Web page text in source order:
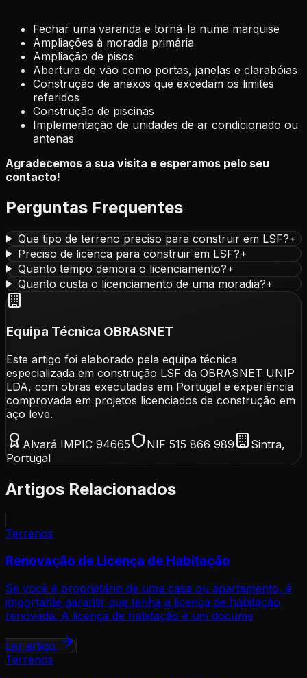
Fechar uma varanda e torná-la numa marquise
Ampliações à moradia primária
Ampliação de pisos
Abertura de vão como portas, janelas e clarabóias
Construção de anexos que excedam os limites
referidos
Construção de piscinas
Implementação de unidades de ar condicionado ou
antenas
Agradecemos a sua visita e esperamos pelo seu
contacto!
Perguntas Frequentes
Que tipo de terreno preciso para construir em LSF?+
Preciso de licenca para construir em LSF?+
Quanto tempo demora o licenciamento?+
Quanto custa o licenciamento de uma moradia?+
Equipa Técnica OBRASNET
Este artigo foi elaborado pela equipa técnica
especializada em construção LSF da OBRASNET UNIP
LDA, com obras executadas em Portugal e experiência
comprovada em projetos licenciados de construção em
aço leve.
Alvará IMPIC 94665 NIF 515 866 989
Sintra,
Portugal
Artigos Relacionados
Terrenos
Renovação de Licença de Habitação
Se você é proprietário de uma casa ou apartamento, é
importante garantir que tenha a licença de habitação
renovada. A licença de habitação é um docume
Ler artigo
Terrenos